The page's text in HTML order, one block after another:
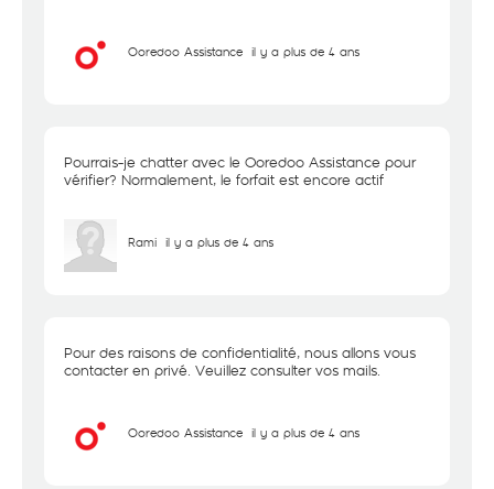
Ooredoo Assistance il y a plus de 4 ans
Pourrais-je chatter avec le Ooredoo Assistance pour
vérifier? Normalement, le forfait est encore actif
Rami il y a plus de 4 ans
Pour des raisons de confidentialité, nous allons vous
contacter en privé. Veuillez consulter vos mails.
Ooredoo Assistance il y a plus de 4 ans